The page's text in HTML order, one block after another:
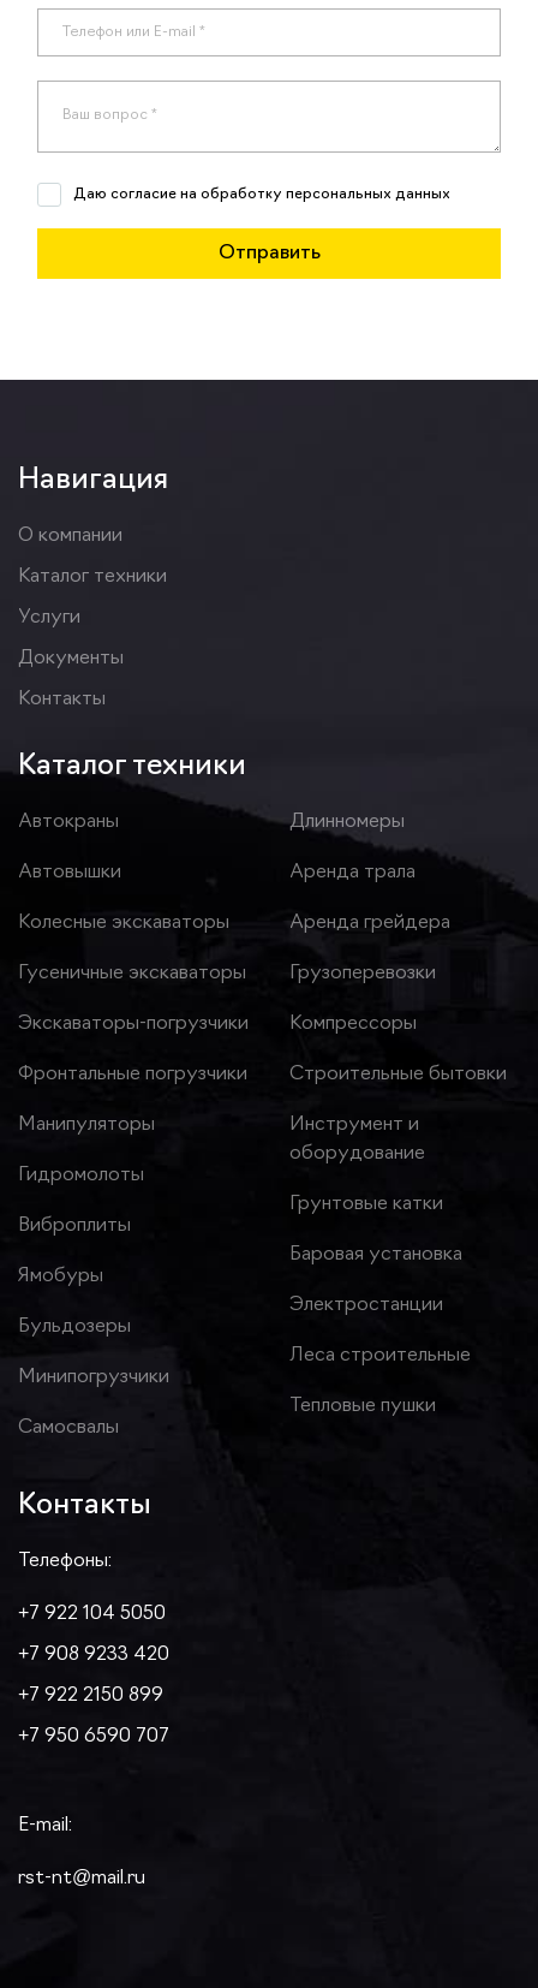
Даю согласие на обработку персональных данных
Навигация
О компании
Каталог техники
Услуги
Документы
Контакты
Каталог техники
Автокраны
Автовышки
Колесные экскаваторы
Гусеничные экскаваторы
Экскаваторы-погрузчики
Фронтальные погрузчики
Манипуляторы
Гидромолоты
Виброплиты
Ямобуры
Бульдозеры
Минипогрузчики
Самосвалы
Длинномеры
Аренда трала
Аренда грейдера
Грузоперевозки
Компрессоры
Строительные бытовки
Инструмент и
оборудование
Грунтовые катки
Баровая установка
Электростанции
Леса строительные
Тепловые пушки
Контакты
Телефоны:
+7 922 104 5050
+7 908 9233 420
+7 922 2150 899
+7 950 6590 707
E-mail:
rst-nt@mail.ru